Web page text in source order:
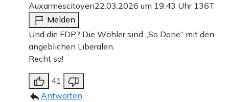
Auxarmescitoyen22.03.2026 um 19:43 Uhr 136T
Melden
Und die FDP? Die Wähler sind „So Done“ mit den
angeblichen Liberalen.
Recht so!
41
Antworten